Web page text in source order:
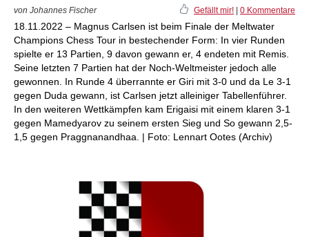
von Johannes Fischer Gefällt mir! 0 Kommentare
18.11.2022 – Magnus Carlsen ist beim Finale der Meltwater
Champions Chess Tour in bestechender Form: In vier Runden
spielte er 13 Partien, 9 davon gewann er, 4 endeten mit Remis.
Seine letzten 7 Partien hat der Noch-Weltmeister jedoch alle
gewonnen. In Runde 4 überrannte er Giri mit 3-0 und da Le 3-1
gegen Duda gewann, ist Carlsen jetzt alleiniger Tabellenführer.
In den weiteren Wettkämpfen kam Erigaisi mit einem klaren 3-1
gegen Mamedyarov zu seinem ersten Sieg und So gewann 2,5-
1,5 gegen Praggnanandhaa. | Foto: Lennart Ootes (Archiv)